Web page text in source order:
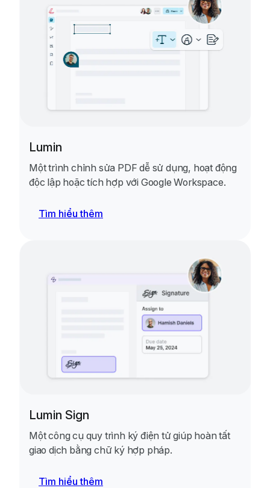
Lumin
Một trình chỉnh sửa PDF dễ sử dụng, hoạt động
độc lập hoặc tích hợp với Google Workspace.
Tìm hiểu thêm
Lumin Sign
Một công cụ quy trình ký điện tử giúp hoàn tất
giao dịch bằng chữ ký hợp pháp.
Tìm hiểu thêm